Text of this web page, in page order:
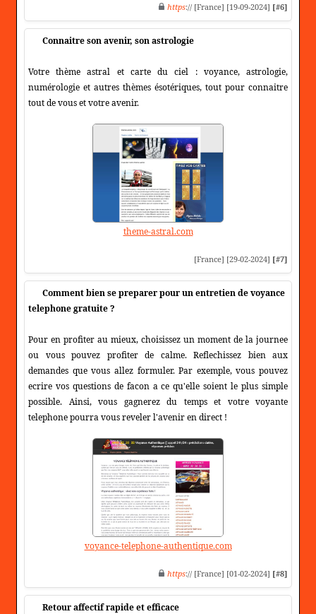
https:// [France] [19-09-2024] [#6]
Connaitre son avenir, son astrologie
Votre thème astral et carte du ciel : voyance, astrologie,
numérologie et autres thèmes ésotériques, tout pour connaitre
tout de vous et votre avenir.
theme-astral.com
[France] [29-02-2024] [#7]
Comment bien se preparer pour un entretien de voyance
telephone gratuite ?
Pour en profiter au mieux, choisissez un moment de la journee
ou vous pouvez profiter de calme. Reflechissez bien aux
demandes que vous allez formuler. Par exemple, vous pouvez
ecrire vos questions de facon a ce qu'elle soient le plus simple
possible. Ainsi, vous gagnerez du temps et votre voyante
telephone pourra vous reveler l'avenir en direct !
voyance-telephone-authentique.com
https:// [France] [01-02-2024] [#8]
Retour affectif rapide et efficace